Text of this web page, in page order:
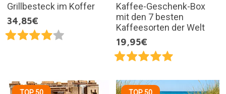
Grillbesteck im Koffer
34,85€
Kaffee-Geschenk-Box
mit den 7 besten
Kaffeesorten der Welt
19,95€
TOP 50 TOP 50